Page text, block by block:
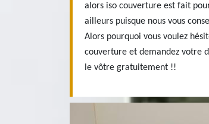
alors iso couverture est fait
ailleurs puisque nous vous
Alors pourquoi vous voulez
couverture et demandez votre
le vôtre gratuitement !!